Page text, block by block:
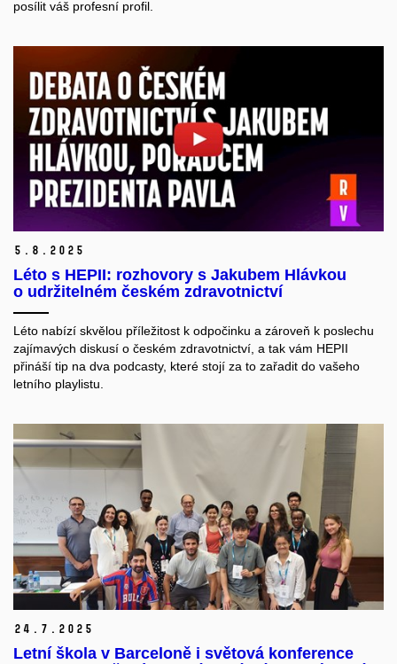
posílit váš profesní profil.
5. 8. 2025
Léto s HEPII: rozhovory s Jakubem Hlávkou
o udržitelném českém zdravotnictví
Léto nabízí skvělou příležitost k odpočinku a zároveň k poslechu
zajímavých diskusí o českém zdravotnictví, a tak vám HEPII
přináší tip na dva podcasty, které stojí za to zařadit do vašeho
letního playlistu.
24. 7. 2025
Letní škola v Barceloně i světová konference